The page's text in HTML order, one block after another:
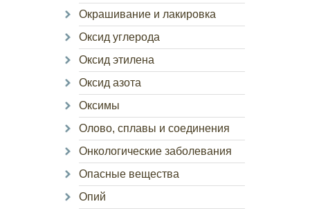
Окрашивание и лакировка
Оксид углерода
Оксид этилена
Оксид азота
Оксимы
Олово, сплавы и соединения
Онкологические заболевания
Опасные вещества
Опий